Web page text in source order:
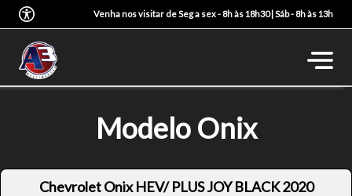
Venha nos visitar de Seg a sex - 8h às 18h30 | Sáb - 8h às 13h
Modelo Onix
Chevrolet Onix HEV/ PLUS JOY BLACK 2020